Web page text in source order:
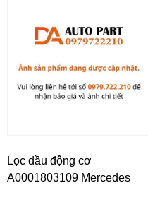
Lọc dầu động cơ
A0001803109 Mercedes